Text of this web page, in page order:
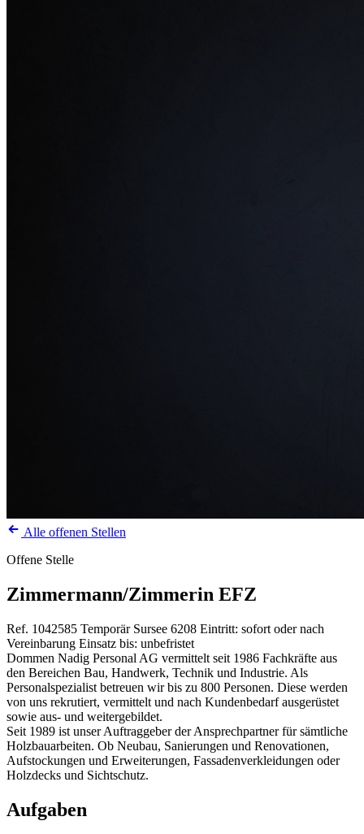
Alle offenen Stellen
Offene Stelle
Zimmermann/Zimmerin EFZ
Ref. 1042585 Temporär Sursee 6208 Eintritt: sofort oder nach
Vereinbarung Einsatz bis: unbefristet
Dommen Nadig Personal AG vermittelt seit 1986 Fachkräfte aus
den Bereichen Bau, Handwerk, Technik und Industrie. Als
Personalspezialist betreuen wir bis zu 800 Personen. Diese werden
von uns rekrutiert, vermittelt und nach Kundenbedarf ausgerüstet
sowie aus- und weitergebildet.
Seit 1989 ist unser Auftraggeber der Ansprechpartner für sämtliche
Holzbauarbeiten. Ob Neubau, Sanierungen und Renovationen,
Aufstockungen und Erweiterungen, Fassadenverkleidungen oder
Holzdecks und Sichtschutz.
Aufgaben